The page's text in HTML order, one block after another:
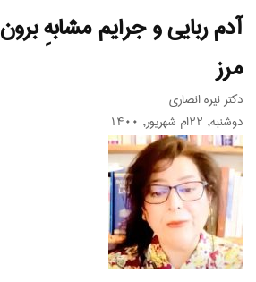
آدم ربایی و جرایم مشابهِ برون
مرز
دکتر نیره انصاری
دوشنبه, ۲۲ام شهریور, ۱۴۰۰